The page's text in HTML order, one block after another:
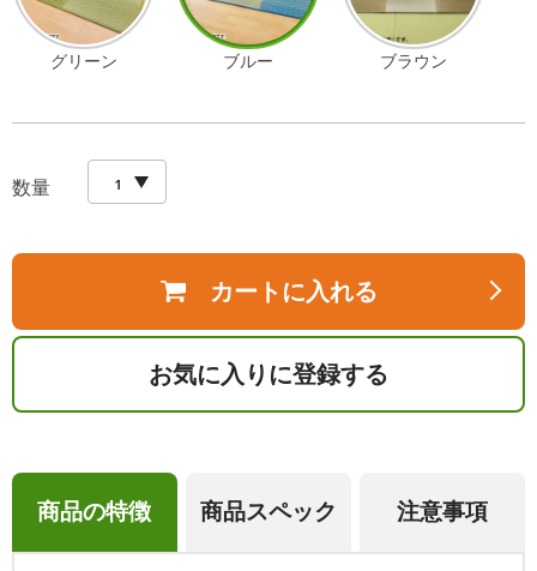
グリーン ブルー ブラウン
数量
カートに入れる
お気に入りに登録する
商品の特徴 商品スペック 注意事項